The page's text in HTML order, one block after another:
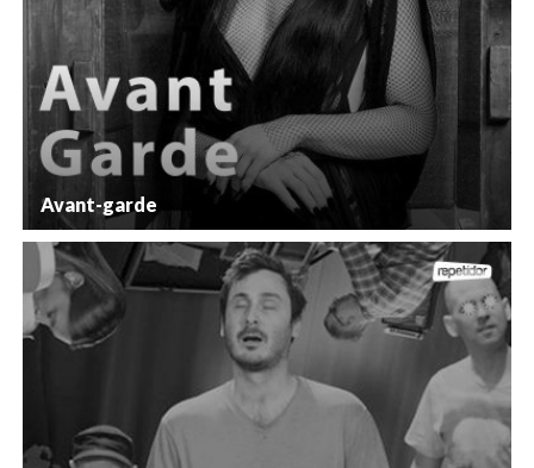
Avant-garde